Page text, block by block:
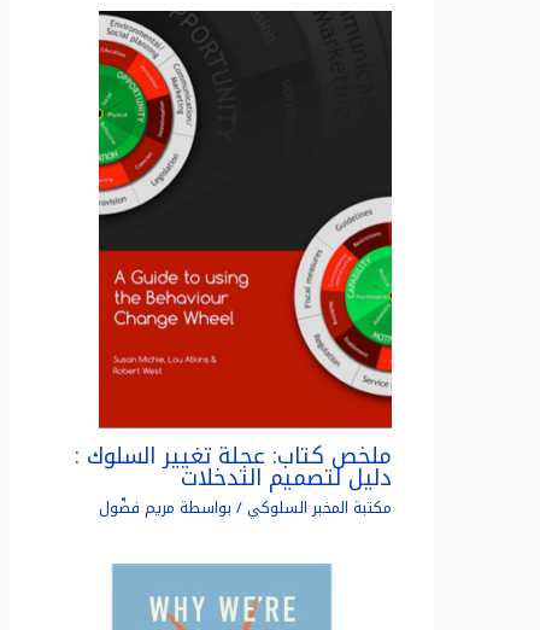
ملخص كتاب: عجلة تغيير السلوك :
دليل لتصميم التدخلات
مكتبة المخبر السلوكي/ بواسطة مريم فضّول